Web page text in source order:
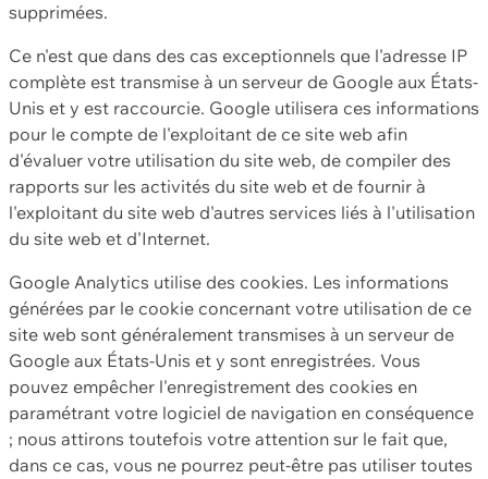
supprimées.
Ce n'est que dans des cas exceptionnels que l'adresse IP
complète est transmise à un serveur de Google aux États-
Unis et y est raccourcie. Google utilisera ces informations
pour le compte de l'exploitant de ce site web afin
d'évaluer votre utilisation du site web, de compiler des
rapports sur les activités du site web et de fournir à
l'exploitant du site web d'autres services liés à l'utilisation
du site web et d'Internet.
Google Analytics utilise des cookies. Les informations
générées par le cookie concernant votre utilisation de ce
site web sont généralement transmises à un serveur de
Google aux États-Unis et y sont enregistrées. Vous
pouvez empêcher l'enregistrement des cookies en
paramétrant votre logiciel de navigation en conséquence
; nous attirons toutefois votre attention sur le fait que,
dans ce cas, vous ne pourrez peut-être pas utiliser toutes